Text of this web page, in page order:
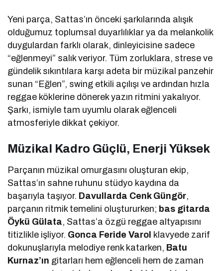
Yeni parça, Sattas’ın önceki şarkılarında alışık
olduğumuz toplumsal duyarlılıklar ya da melankolik
duygulardan farklı olarak, dinleyicisine sadece
“eğlenmeyi” salık veriyor. Tüm zorluklara, strese ve
gündelik sıkıntılara karşı adeta bir müzikal panzehir
sunan “Eğlen”, swing etkili açılışı ve ardından hızla
reggae köklerine dönerek yazın ritmini yakalıyor.
Şarkı, ismiyle tam uyumlu olarak eğlenceli
atmosferiyle dikkat çekiyor.
Müzikal Kadro Güçlü, Enerji Yüksek
Parçanın müzikal omurgasını oluşturan ekip,
Sattas’ın sahne ruhunu stüdyo kaydına da
başarıyla taşıyor. Davullarda Cenk Güngör,
parçanın ritmik temelini oluştururken; bas gitarda
Öykü Gülata, Sattas’a özgü reggae altyapısını
titizlikle işliyor. Gonca Feride Varol klavyede zarif
dokunuşlarıyla melodiye renk katarken, Batu
Kurnaz’ın gitarları hem eğlenceli hem de zaman